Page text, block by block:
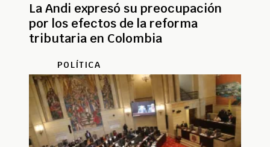
La Andi expresó su preocupación
por los efectos de la reforma
tributaria en Colombia
POLÍTICA